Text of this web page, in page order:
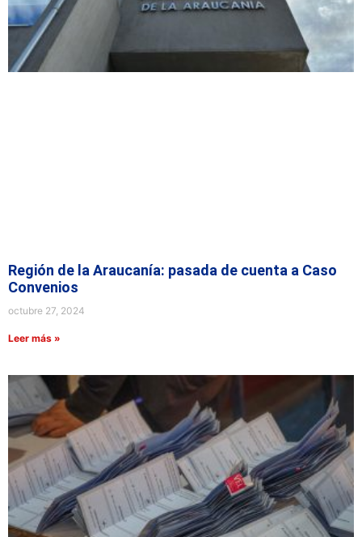
Región de la Araucanía: pasada de cuenta a Caso
Convenios
octubre 27, 2024
Leer más »